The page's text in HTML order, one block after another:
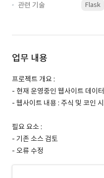
관련 기술
Flask
업무 내용
프로젝트 개요 :
- 현재 운영중인 웹사이트 데이
- 웹사이트 내용 : 주식 및 코인
필요 요소 :
- 기존 소스 검토
- 오류 수정